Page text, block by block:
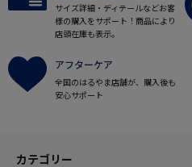
サイズ詳細・ディテールなどお客
様の購入をサポート！商品により
店頭在庫も表示。
アフターケア
全国のはるやま店舗が、購入後も
安心サポート
カテゴリー